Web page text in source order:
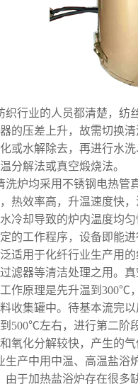
织行业的人员都清楚，纺
的压差上升，故需切换
或水解除去，再进行水
分解法或真空煅烧法。
洗炉均采用不锈钢电热管
热效率高，升温速度快
冷却导致的炉内温度均
的工作程序，设备即能
适用于化纤行业生产用
滤器等清洁处理之用。
作原理是先升温到300℃
收集罐中。待基本流完
500℃左右，进行第二阶
氧化分解较快，产生的
生产中用中温、高温盐浴
由于加热盐浴炉存在很多